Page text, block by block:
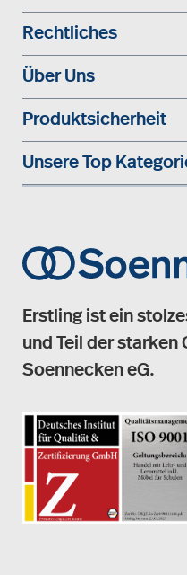
Rechtliches
Über Uns
Produktsicherheit
Unsere Top
Erstling ist ein
und Teil der starken
Soennecken eG.